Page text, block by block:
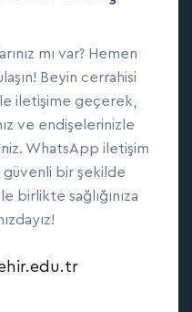
mı var? Hemen
Beyin cerrahisi
iletişime geçerek,
ve endişelerinizle
WhatsApp iletişim
güvenli bir şekilde
birlikte sağlığınıza